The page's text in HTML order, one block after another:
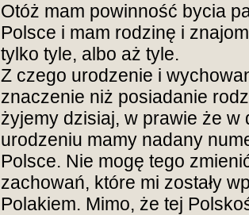
Otóż mam powinność bycia
Polsce i mam rodzinę i
tylko tyle, albo aż tyle.
Z czego urodzenie i
znaczenie niż posiadanie
żyjemy dzisiaj, w prawie że
urodzeniu mamy nadany
Polsce. Nie mogę tego
zachowań, które mi zostały
Polakiem. Mimo, że tej